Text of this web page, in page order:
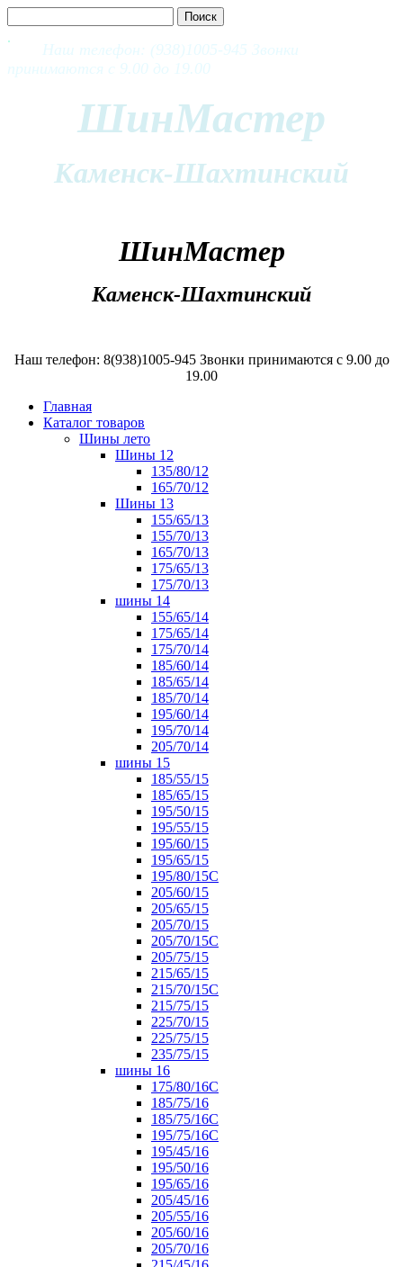
Наш телефон: (938)1005-945 Звонки
принимаются с 9.00 до 19.00
ШинМастер
Каменск-Шахтинский
ШинМастер
Каменск-Шахтинский
Наш телефон: 8(938)1005-945 Звонки принимаются с 9.00 до
19.00
Главная
Каталог товаров
Шины лето
Шины 12
135/80/12
165/70/12
Шины 13
155/65/13
155/70/13
165/70/13
175/65/13
175/70/13
шины 14
155/65/14
175/65/14
175/70/14
185/60/14
185/65/14
185/70/14
195/60/14
195/70/14
205/70/14
шины 15
185/55/15
185/65/15
195/50/15
195/55/15
195/60/15
195/65/15
195/80/15С
205/60/15
205/65/15
205/70/15
205/70/15С
205/75/15
215/65/15
215/70/15C
215/75/15
225/70/15
225/75/15
235/75/15
шины 16
175/80/16С
185/75/16
185/75/16С
195/75/16С
195/45/16
195/50/16
195/65/16
205/45/16
205/55/16
205/60/16
205/70/16